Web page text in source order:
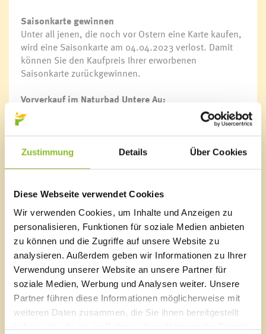
Zustimmung Details Über Cookies
Diese Webseite verwendet Cookies
Wir verwenden Cookies, um Inhalte und Anzeigen zu
personalisieren, Funktionen für soziale Medien anbieten
zu können und die Zugriffe auf unsere Website zu
analysieren. Außerdem geben wir Informationen zu Ihrer
Verwendung unserer Website an unsere Partner für
soziale Medien, Werbung und Analysen weiter. Unsere
Partner führen diese Informationen möglicherweise mit
weiteren Daten zusammen, die Sie ihnen bereitgestellt
Saisonkarte gewinnen
Unter all jenen, die noch vor Ostern eine Karte kaufen,
wird eine Saisonkarte am 04.04.2023 verlost. Damit
können Sie den Kaufpreis Ihrer erworbenen
Saisonkarte zurückgewinnen.
Vorverkauf im Naturbad Untere Au:
Donnerstag, 30.03.2023, 16:00 – 18:00 Uhr
Freitag, 31.03.2023, 16:00 - 18:00 Uhr
Samstag, 01.04.2023, 09:00 - 12:00 Uhr
Saisonstart:01.05.2023
Herunterladen
Link
Naturbad Untere Au